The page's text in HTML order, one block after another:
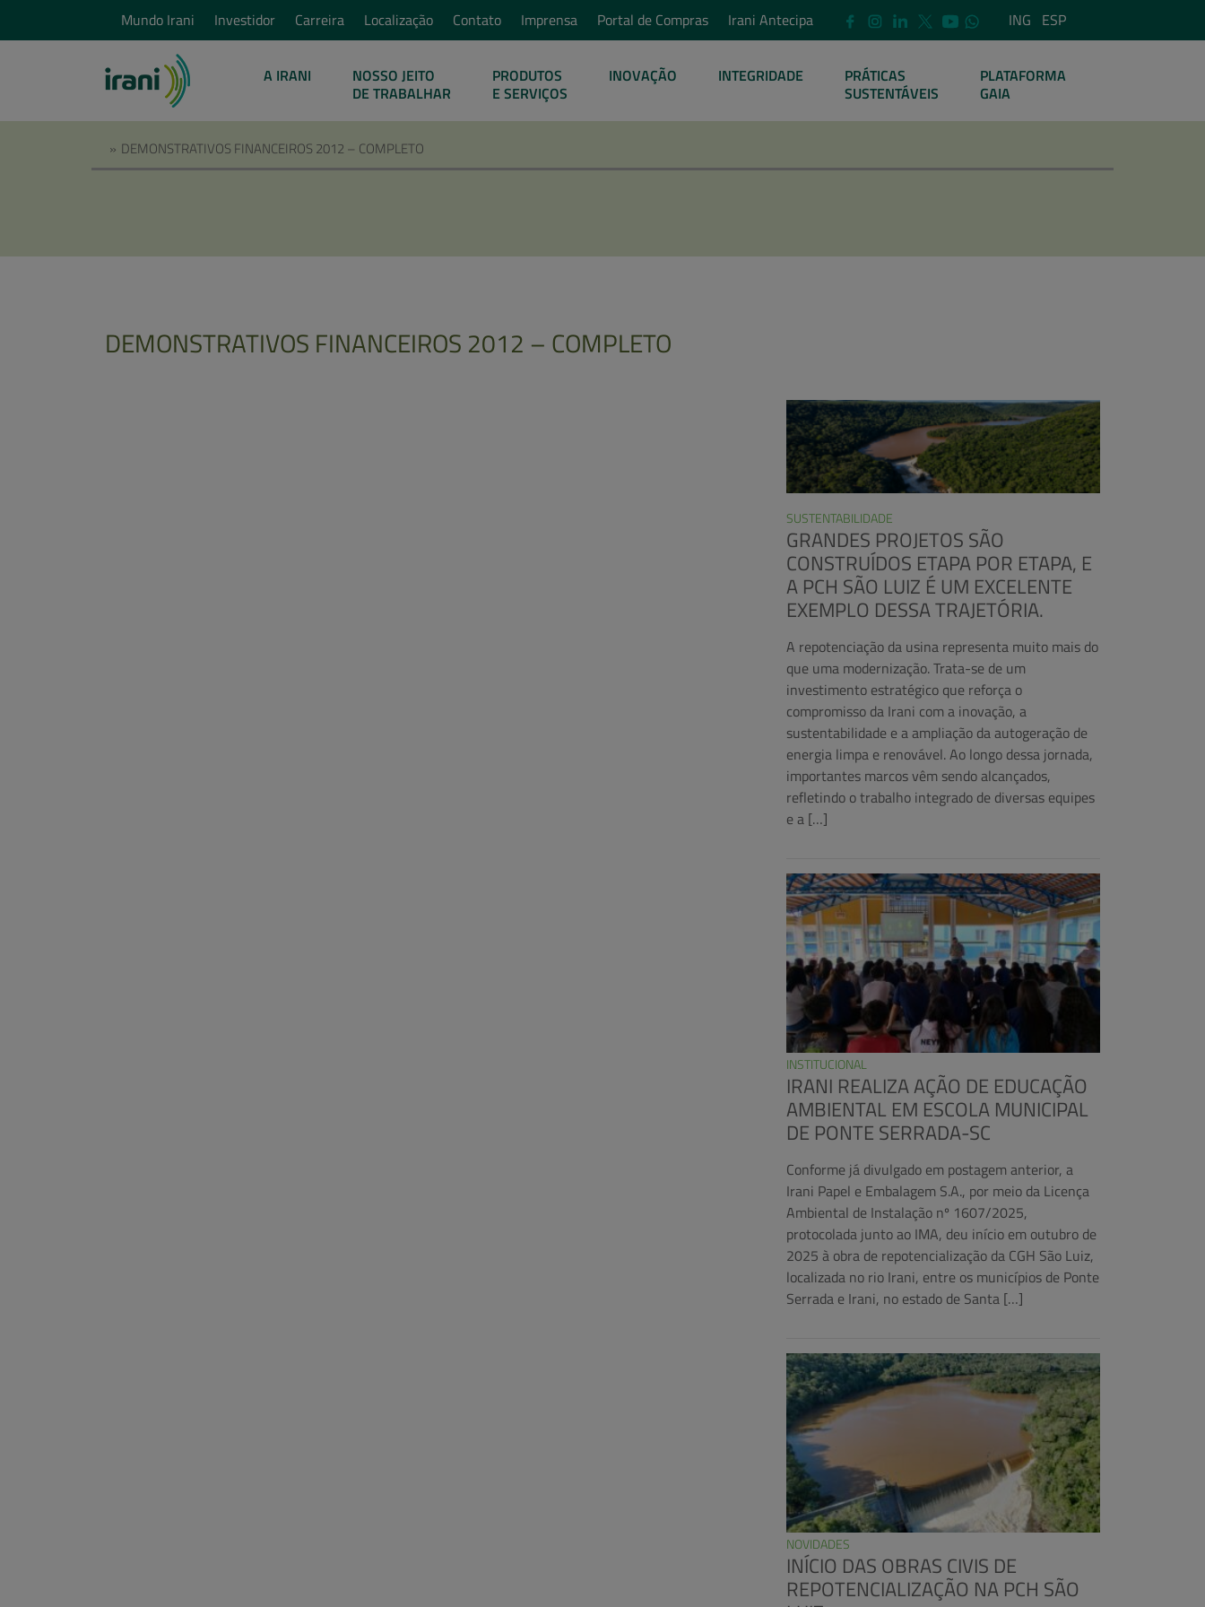
Mundo Irani Investidor Carreira Localização Contato Imprensa Portal de Compras Irani Antecipa ING ESP
A IRANI
NOSSO JEITO
DE TRABALHAR
PRODUTOS
E SERVIÇOS
INOVAÇÃO INTEGRIDADE
PRÁTICAS
SUSTENTÁVEIS
PLATAFORMA
GAIA
» DEMONSTRATIVOS FINANCEIROS 2012 – COMPLETO
DEMONSTRATIVOS FINANCEIROS 2012 – COMPLETO
SUSTENTABILIDADE
GRANDES PROJETOS SÃO
CONSTRUÍDOS ETAPA POR ETAPA, E
A PCH SÃO LUIZ É UM EXCELENTE
EXEMPLO DESSA TRAJETÓRIA.
A repotenciação da usina representa muito mais do
que uma modernização. Trata-se de um
investimento estratégico que reforça o
compromisso da Irani com a inovação, a
sustentabilidade e a ampliação da autogeração de
energia limpa e renovável. Ao longo dessa jornada,
importantes marcos vêm sendo alcançados,
refletindo o trabalho integrado de diversas equipes
e a […]
INSTITUCIONAL
IRANI REALIZA AÇÃO DE EDUCAÇÃO
AMBIENTAL EM ESCOLA MUNICIPAL
DE PONTE SERRADA-SC
Conforme já divulgado em postagem anterior, a
Irani Papel e Embalagem S.A., por meio da Licença
Ambiental de Instalação nº 1607/2025,
protocolada junto ao IMA, deu início em outubro de
2025 à obra de repotencialização da CGH São Luiz,
localizada no rio Irani, entre os municípios de Ponte
Serrada e Irani, no estado de Santa […]
NOVIDADES
INÍCIO DAS OBRAS CIVIS DE
REPOTENCIALIZAÇÃO NA PCH SÃO